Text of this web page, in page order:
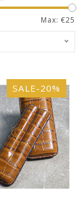
Max: €25
SALE-20%